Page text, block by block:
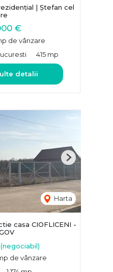
| Ștefan cel
€
de vânzare
415 mp
detalii
Harta
Next
casa CIOFLICENI -
(negociabil)
de vânzare